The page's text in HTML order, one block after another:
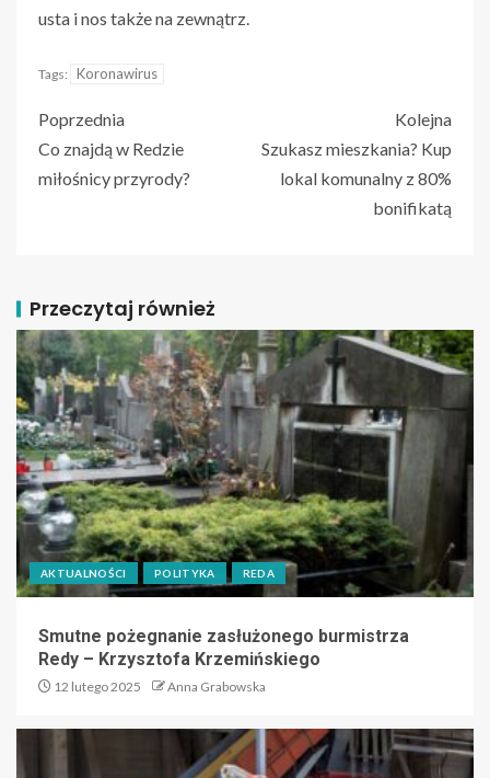
usta i nos także na zewnątrz.
Tags: Koronawirus
Poprzednia
Co znajdą w Redzie
miłośnicy przyrody?
Kolejna
Szukasz mieszkania? Kup
lokal komunalny z 80%
bonifikatą
Przeczytaj również
AKTUALNOŚCI POLITYKA REDA
Smutne pożegnanie zasłużonego burmistrza
Redy – Krzysztofa Krzemińskiego
12 lutego 2025 Anna Grabowska